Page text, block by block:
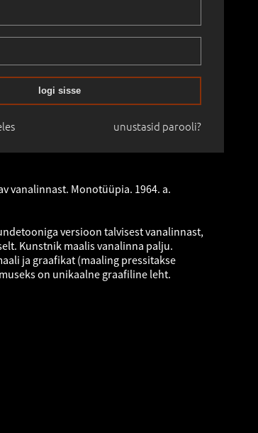
logi sisse
unustasid parooli?
16. mai 18:0016.05.2022
vanalinnast. Monotüüpia. 1964. a.
versioon talvisest vanalinnast,
Kunstnik maalis vanalinna palju.
ja graafikat (maaling pressitakse
on unikaalne graafiline leht.